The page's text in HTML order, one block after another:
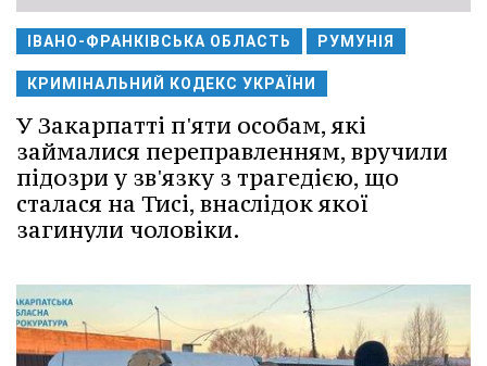
ІВАНО-ФРАНКІВСЬКА ОБЛАСТЬ РУМУНІЯ
КРИМІНАЛЬНИЙ КОДЕКС УКРАЇНИ
У Закарпатті п'яти особам, які
займалися переправленням, вручили
підозри у зв'язку з трагедією, що
сталася на Тисі, внаслідок якої
загинули чоловіки.